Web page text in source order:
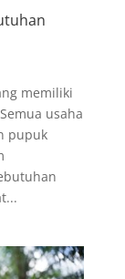
memiliki
usaha
pupuk